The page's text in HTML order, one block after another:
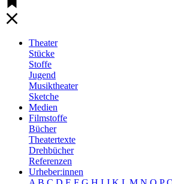
Theater
Stücke
Stoffe
Jugend
Musiktheater
Sketche
Medien
Filmstoffe
Bücher
Theatertexte
Drehbücher
Referenzen
Urheber:innen